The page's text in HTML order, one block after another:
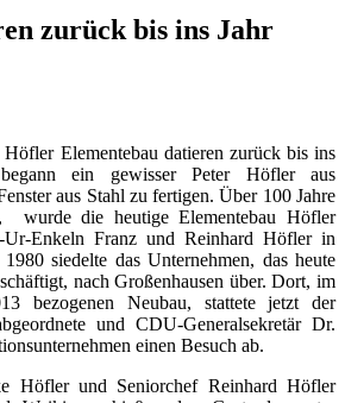
zurück bis ins Jahr
Elementebau datieren zurück bis ins
ein gewisser Peter Höfler aus
aus Stahl zu fertigen. Über 100 Jahre
wurde die heutige Elementebau Höfler
Enkeln Franz und Reinhard Höfler in
siedelte das Unternehmen, das heute
nach Großenhausen über. Dort, im
bezogenen Neubau, stattete jetzt der
und CDU-Generalsekretär Dr.
einen Besuch ab.
Höfler und Seniorchef Reinhard Höfler